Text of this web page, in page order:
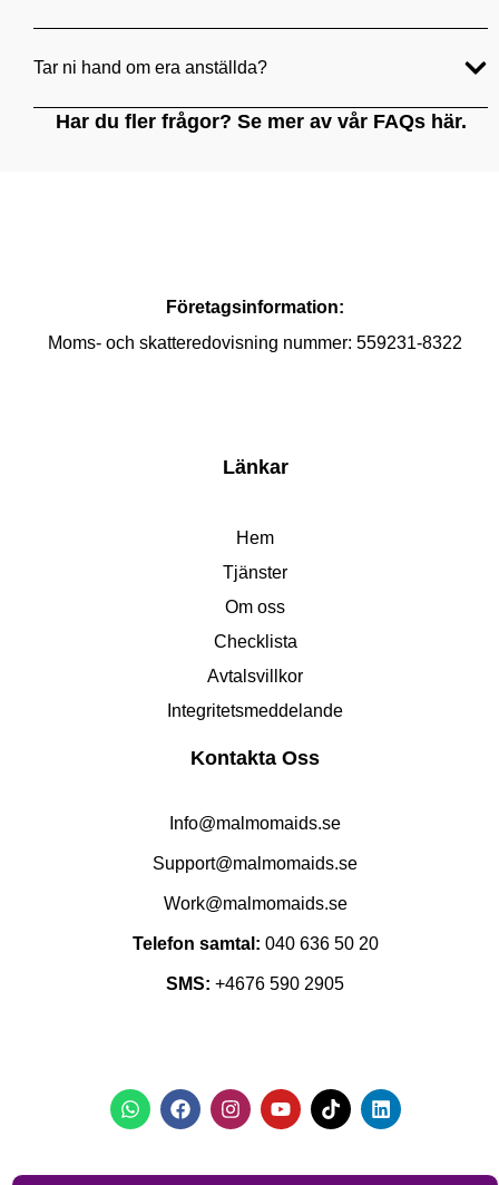
Tar ni hand om era anställda?
Har du fler frågor? Se mer av vår FAQs här.
Företagsinformation:
Moms- och skatteredovisning nummer: 559231-8322
Länkar
Hem
Tjänster
Om oss
Checklista
Avtalsvillkor
Integritetsmeddelande
Kontakta Oss
Info@malmomaids.se
Support@malmomaids.se
Work@malmomaids.se
Telefon samtal: 040 636 50 20
SMS: +4676 590 2905